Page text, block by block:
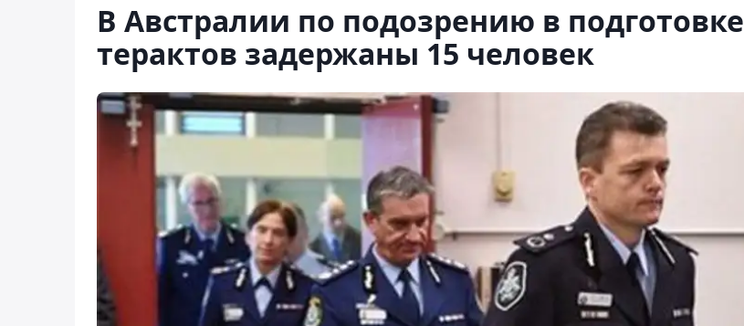
В Австралии по подозрению в подготовке
терактов задержаны 15 человек